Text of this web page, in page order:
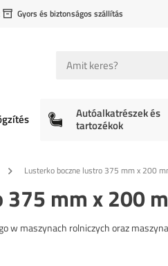
Gyors és biztonságos szállítás
Autóalkatrészek és
tartozékok
Lusterko boczne lustro 375 mm x 200
mm x 200
w maszynach rolniczych oraz